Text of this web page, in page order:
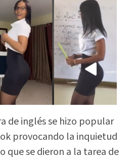
de inglés se hizo popular
provocando la inquietud
que se dieron a la tarea de